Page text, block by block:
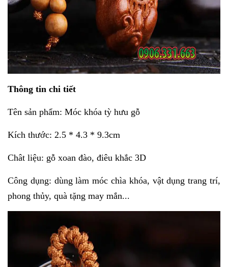
Thông tin chi tiết
Tên sản phẩm: Móc khóa tỳ hưu gỗ
Kích thước: 2.5 * 4.3 * 9.3cm
Chât liệu: gỗ xoan đào, điêu khắc 3D
Công dụng: dùng làm móc chìa khóa, vật dụng trang trí,
phong thủy, quà tặng may mắn...